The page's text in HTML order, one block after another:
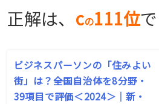
正解は、 cの111位
ビジネスパーソンの「住みよい
街」は？――全国自治体を8分野・
39項目で評価＜2024＞｜新・